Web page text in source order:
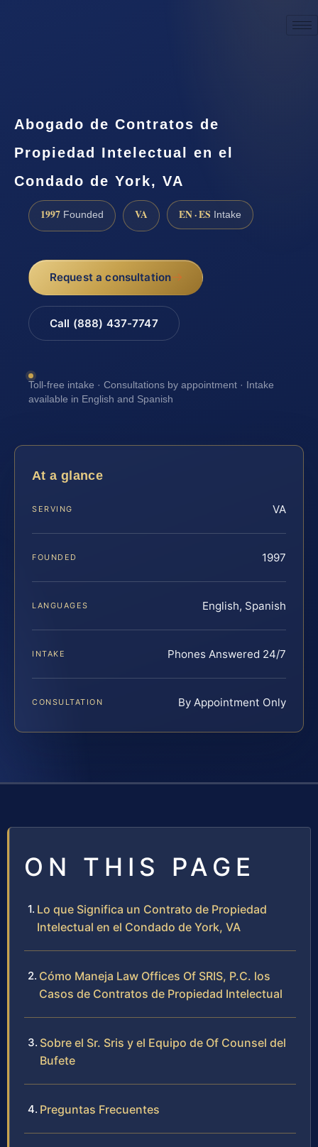
Abogado de Contratos de
Propiedad Intelectual en el
Condado de York, VA
1997 Founded VA EN · ES Intake
Request a consultation
Call (888) 437-7747
Toll-free intake · Consultations by appointment · Intake
available in English and Spanish
At a glance
SERVING VA
FOUNDED 1997
LANGUAGES English, Spanish
INTAKE Phones Answered 24/7
CONSULTATION By Appointment Only
ON THIS PAGE
Lo que Significa un Contrato de Propiedad
Intelectual en el Condado de York, VA
Cómo Maneja Law Offices Of SRIS, P.C. los
Casos de Contratos de Propiedad Intelectual
Sobre el Sr. Sris y el Equipo de Of Counsel del
Bufete
Preguntas Frecuentes